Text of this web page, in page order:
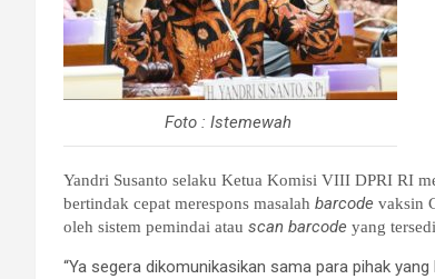
Foto : Istemewah
Yandri Susanto selaku Ketua Komisi VIII DPRI RI
bertindak cepat merespons masalah barcode vaksin
oleh sistem pemindai atau scan barcode yang
“Ya segera dikomunikasikan sama para pihak